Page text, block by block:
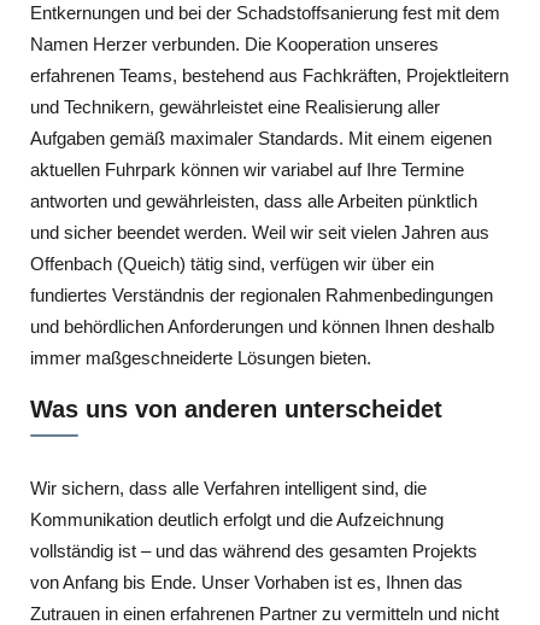
Entkernungen und bei der Schadstoffsanierung fest mit dem
Namen Herzer verbunden. Die Kooperation unseres
erfahrenen Teams, bestehend aus Fachkräften, Projektleitern
und Technikern, gewährleistet eine Realisierung aller
Aufgaben gemäß maximaler Standards. Mit einem eigenen
aktuellen Fuhrpark können wir variabel auf Ihre Termine
antworten und gewährleisten, dass alle Arbeiten pünktlich
und sicher beendet werden. Weil wir seit vielen Jahren aus
Offenbach (Queich) tätig sind, verfügen wir über ein
fundiertes Verständnis der regionalen Rahmenbedingungen
und behördlichen Anforderungen und können Ihnen deshalb
immer maßgeschneiderte Lösungen bieten.
Was uns von anderen unterscheidet
Wir sichern, dass alle Verfahren intelligent sind, die
Kommunikation deutlich erfolgt und die Aufzeichnung
vollständig ist – und das während des gesamten Projekts
von Anfang bis Ende. Unser Vorhaben ist es, Ihnen das
Zutrauen in einen erfahrenen Partner zu vermitteln und nicht